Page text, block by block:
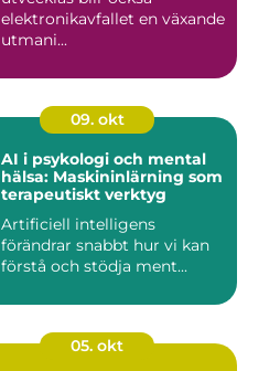
elektronikavfallet en växande
utmani...
09. okt
AI i psykologi och mental
hälsa: Maskininlärning som
terapeutiskt verktyg
Artificiell intelligens
förändrar snabbt hur vi kan
förstå och stödja ment...
05. okt